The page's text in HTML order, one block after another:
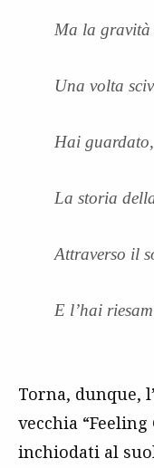
Ma la gravità
Una volta
Hai
La storia
Attraverso il
E l’hai
Torna, dunque,
vecchia
inchiodati al